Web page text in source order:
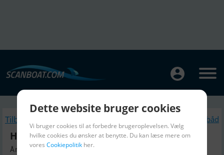
Tilbage Lignende Sejlbåd
Hanse 458
Årgang 2021, Sejlbåd til salg
Dette website bruger cookies
Vi bruger cookies til at forbedre brugeroplevelsen. Vælg
hvilke cookies du ønsker at benytte. Du kan læse mere om
vores Cookiepolitik her.